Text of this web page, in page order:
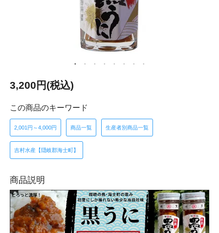
3,200円(税込)
この商品のキーワード
2,001円～4,000円 商品一覧 生産者別商品一覧
吉村水産【隠岐郡海士町】
商品説明